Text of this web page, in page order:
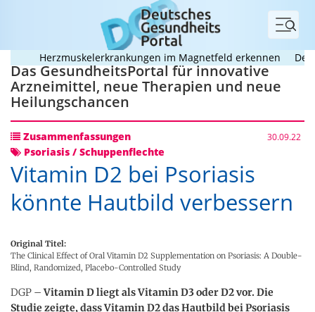
Menü
Herzmuskelerkrankungen im Magnetfeld erkennen
Das GesundheitsPortal für innovative
Arzneimittel, neue Therapien und neue
Heilungschancen
Zusammenfassungen 30.09.22
Psoriasis / Schuppenflechte
Vitamin D2 bei Psoriasis
könnte Hautbild verbessern
Original Titel:
The Clinical Effect of Oral Vitamin D2 Supplementation on Psoriasis: A Double-
Blind, Randomized, Placebo-Controlled Study
DGP –Vitamin D liegt als Vitamin D3 oder D2 vor. Die
Studie zeigte, dass Vitamin D2 das Hautbild bei Psoriasis